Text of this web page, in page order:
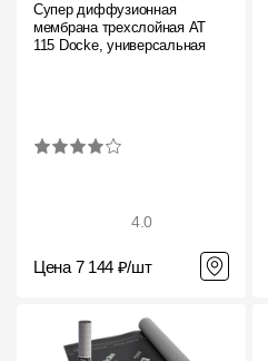
Супер диффузионная
мембрана трехслойная AT
115 Docke, универсальная
4.0
Цена 7 144 ₽/шт